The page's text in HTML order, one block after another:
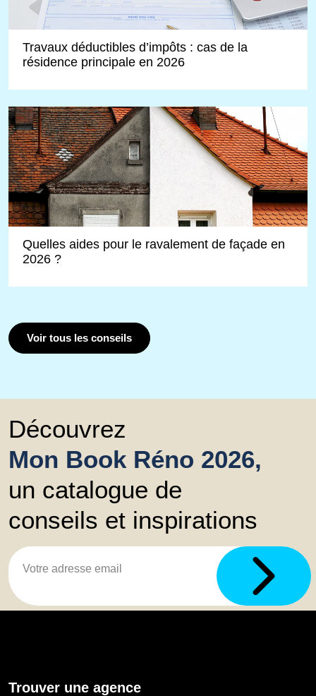
Travaux déductibles d’impôts : cas de la
résidence principale en 2026
Quelles aides pour le ravalement de façade en
2026 ?
Voir tous les conseils
Découvrez
Mon Book Réno 2026,
un catalogue de
conseils et inspirations
Trouver une agence